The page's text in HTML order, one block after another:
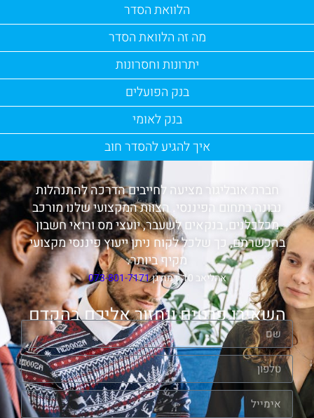
הלוואת הסדר
מה זה הלוואת הסדר
יתרונות וחסרונות
בנק הפועלים
בנק לאומי
איך להגיע להסדר חוב
חברת אובליגור מציעה לחייבים הדרכה להתנהלות
נבונה בתחום הפיננסי. הצוות המקצועי שלנו מורכב
מכלכלנים, בנקאים לשעבר, יועצי מס ורואי חשבון
בהכשרתם, כך שלכל לקוח ניתן ייעוץ פיננסי מקצועי
מקיף ביותר.
אהליאב 10, רמת גן 073-801-7171
השאירו פרטים ונחזור אליכם בהקדם